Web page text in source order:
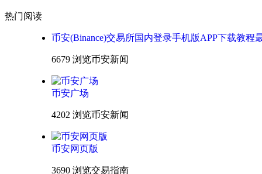
热门阅读
币安(Binance)交易所国内登录手机版APP下载教程
6679 浏览币安新闻
币安广场
4202 浏览币安新闻
币安网页版
3690 浏览交易指南